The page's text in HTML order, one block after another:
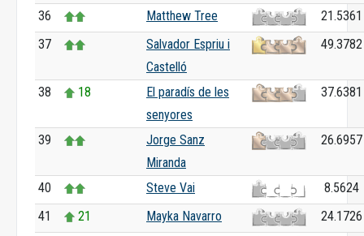
36 Matthew Tree
21.5361
37
Salvador Espriu i
Castelló
49.3782
38 18
El paradís de les
senyores
37.6381
39
Jorge Sanz
Miranda
26.6957
40 Steve Vai
8.5624
41
21 Mayka Navarro
24.1726